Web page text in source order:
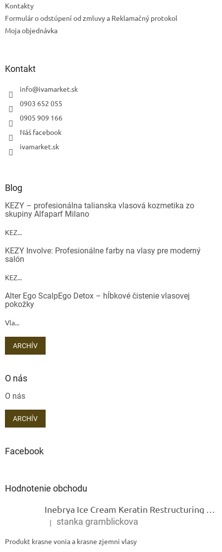
Kontakty
Formulár o odstúpení od zmluvy a Reklamačný protokol
Moja objednávka
Kontakt
info@ivamarket.sk
0903 652 055
0905 909 166
Náš facebook
ivamarket.sk
Blog
KEZY – profesionálna talianska vlasová kozmetika zo
skupiny Alfaparf Milano
KEZ...
KEZY Involve: Profesionálne farby na vlasy pre moderný
salón
KEZ...
Alter Ego ScalpEgo Detox – hĺbkové čistenie vlasovej
pokožky
Vla...
ARCHÍV
O nás
O nás
ARCHÍV
Facebook
Hodnotenie obchodu
Hodnotenie produktu je 5 z 5 hviezdičiek.
| stanka gramblickova
Produkt krasne vonia a krasne zjemni vlasy